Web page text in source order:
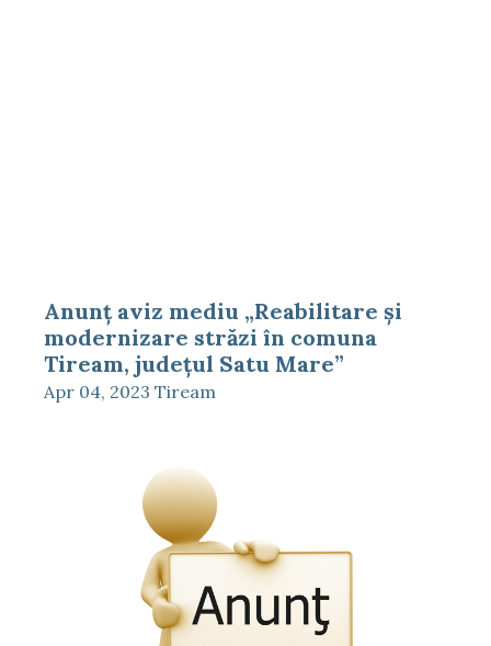
Anunț aviz mediu „Reabilitare şi
modernizare străzi în comuna
Tiream, judeţul Satu Mare”
Apr 04, 2023 Tiream